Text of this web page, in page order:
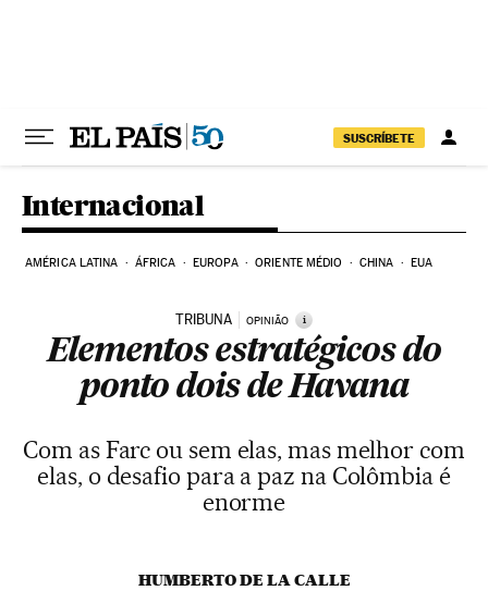
SUSCRÍBETE
Internacional
AMÉRICA LATINA ÁFRICA EUROPA ORIENTE MÉDIO CHINA EUA
TRIBUNA OPINIÃO i
Elementos estratégicos do
ponto dois de Havana
Com as Farc ou sem elas, mas melhor com
elas, o desafio para a paz na Colômbia é
enorme
HUMBERTO DE LA CALLE